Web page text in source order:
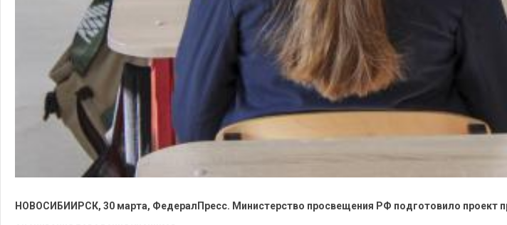
НОВОСИБИИРСК, 30 марта, ФедералПресс. Министерство просвещения РФ подготовило проект